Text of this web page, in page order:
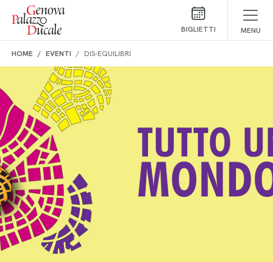
Salta al contenuto
BIGLIETTI MENU
HOME EVENTI DIS-EQUILIBRI